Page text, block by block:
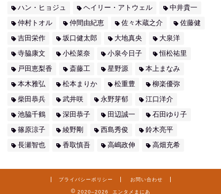
ハン・ヒョジュ ヘイリー・アトウェル 中井貴一
仲村トオル 仲間由紀恵 佐々木蔵之介 佐藤健
吉田栄作 坂口健太郎 大地真央 大泉洋
寺脇康文 小松菜奈 小泉今日子 恒松祐里
戸田恵梨香 斎藤工 星野源 本上まなみ
本木雅弘 松本まりか 松重豊 柳楽優弥
柴田恭兵 武井咲 永野芽郁 江口洋介
池脇千鶴 深田恭子 田辺誠一 石田ゆり子
篠原涼子 綾野剛 西島秀俊 鈴木亮平
長瀬智也 香取慎吾 高嶋政伸 高畑充希
プライバシーポリシー お問い合わせ
2020–2026 エンタメまにあ